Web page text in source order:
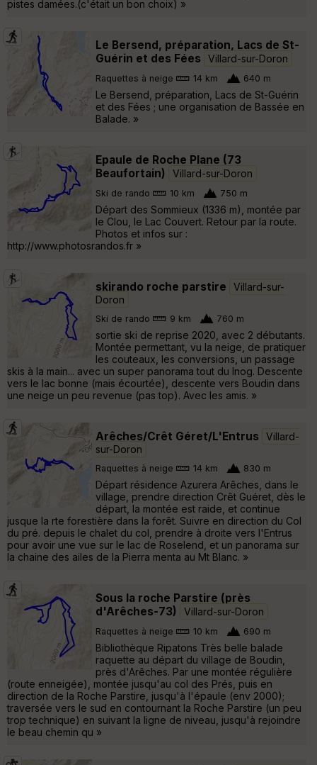
pistes damées.(c'était un bon choix) »
Le Bersend, préparation, Lacs de St-
Guérin et des Fées
Villard-sur-Doron
Raquettes à neige 14 km 640 m
Le Bersend, préparation, Lacs de St-Guérin
et des Fées ; une organisation de Bassée en
Balade. »
Epaule de Roche Plane (73
Beaufortain)
Villard-sur-Doron
Ski de rando 10 km 750 m
Départ des Sommieux (1336 m), montée par
le Clou, le Lac Couvert. Retour par la route.
Photos et infos sur :
http://www.photosrandos.fr »
skirando roche parstire
Villard-sur-
Doron
Ski de rando 9 km 760 m
sortie ski de reprise 2020, avec 2 débutants.
Montée permettant, vu la neige, de pratiquer
les couteaux, les conversions, un passage
skis à la main... avec un super panorama tout du lnog. Descente
vers le lac bonne (mais écourtée), descente vers Boudin dans
une neige un peu revenue (pas top). Avec les amis. »
Arêches/Crêt Géret/L'Entrus
Villard-
sur-Doron
Raquettes à neige 14 km 830 m
Départ résidence Azurera Arêches, dans le
village, prendre direction Crêt Guéret, dès le
départ, la montée est raide, et continue
jusque la rte forestière dans la forêt. Suivre en direction du Col
du pré. depuis le chalet du col, prendre à droite vers l'Entrus
pour avoir une vue sur le lac de Roselend, et un panorama sur
la chaine des ailes de la Pierra menta au Mt Blanc. »
Sous la roche Parstire (près
d'Arêches-73)
Villard-sur-Doron
Raquettes à neige 10 km 690 m
Bibliothèque Ripatons Très belle balade
raquette au départ du village de Boudin,
près d'Arêches. Par une montée régulière
(route enneigée), montée jusqu'au col des Prés, puis en
direction de la Roche Parstire, jusqu'à l'épaule (env 2000);
traversée vers le sud en contournant la Roche Parstire (un peu
trop technique) en suivant la ligne de niveau, jusqu'à rejoindre
le beau chemin qu »